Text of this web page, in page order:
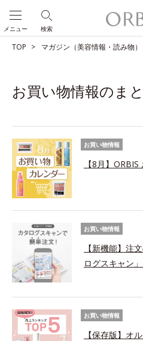
検索
メニュー
TOP マガジン（美容情報・読み物）
お買い物情報のま
お買い物情報
【8月】
お買い物情報
【新機能】注
ログスキャン
お買い物情報
【保存版】オ